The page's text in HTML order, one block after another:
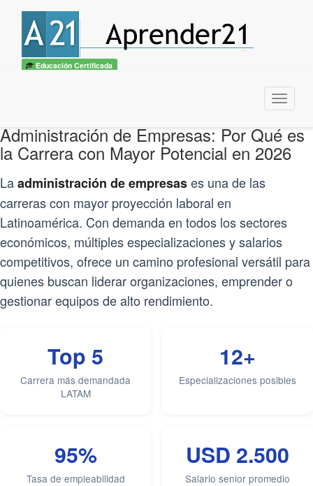
Educación Certificada
Menu
Administración de Empresas: Por Qué es
la Carrera con Mayor Potencial en 2026
Laadministración de empresases una de las
carreras con mayor proyección laboral en
Latinoamérica. Con demanda en todos los sectores
económicos, múltiples especializaciones y salarios
competitivos, ofrece un camino profesional versátil para
quienes buscan liderar organizaciones, emprender o
gestionar equipos de alto rendimiento.
Top 5
Carrera más demandada
LATAM
12+
Especializaciones posibles
95%
Tasa de empleabilidad
USD 2.500
Salario senior promedio